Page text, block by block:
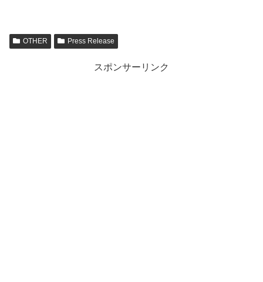
OTHER Press Release
スポンサーリンク